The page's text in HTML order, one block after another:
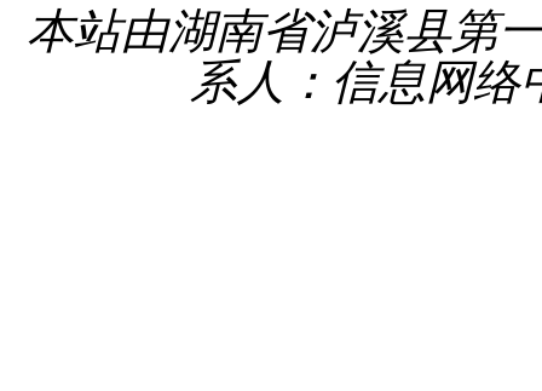
本站由湖南省泸溪县第
系人：信息网络